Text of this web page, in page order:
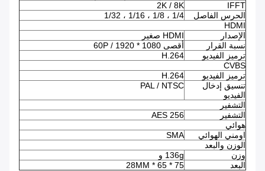
IFFT
2K / 8K
الحرس الفاصل
1/4 ، 1/8 ، 1/16 ، 1/32
HDMI
الإصدار
HDMI صغير
نسبة القرار
أقصى 1080 * 1920 / 60P
ترميز الفيديو
H.264
CVBS
ترميز الفيديو
H.264
تنسيق إدخال
الفيديو
PAL / NTSC
التشفير
التشفير
AES 256
هوائي
اومني الهوائي
SMA
الوزن والبعد
وزن
136g و
البعد
75 * 65 * 28MM